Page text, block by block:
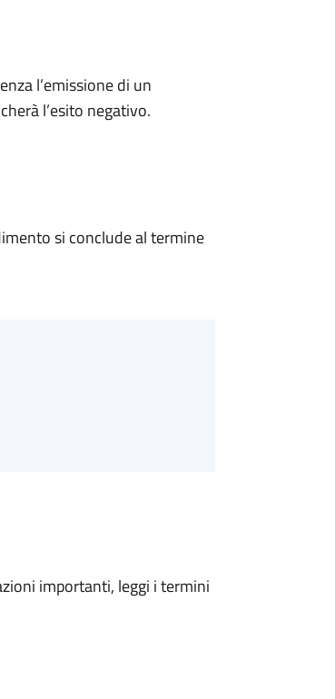
l’emissione di un
l’esito negativo.
si conclude al termine
importanti, leggi i termini